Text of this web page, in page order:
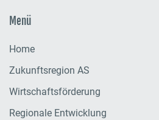
Menü
Home
Zukunftsregion AS
Wirtschaftsförderung
Regionale Entwicklung